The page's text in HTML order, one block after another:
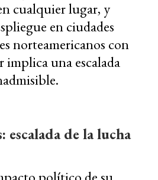
cualquier lugar, y
en ciudades
norteamericanos con
implica una escalada
escalada de la lucha